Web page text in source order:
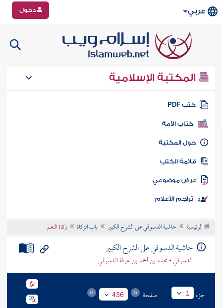
عربي دخول
المكتبة الإسلامية
كتب PDF
كتاب الأمة
المكتبة
الكتب
موضوعي
تراجم الأعلام
الرئيسية حاشية الدسوقي على الشرح الكبير باب الزكاة زكاة النعم
حاشية الدسوقي على الشرح الكبير
الدسوقي - محمد بن أحمد بن عرفة الدسوقي
جزء 1 صفحة 436